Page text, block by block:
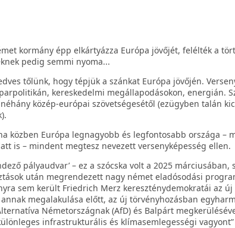
kormány épp elkártyázza Európa jövőjét, felélték a
pedig semmi nyoma...
tőlünk, hogy tépjük a szánkat Európa jövőjén.
kereskedelmi megállapodásokon, energián.
közép-európai szövetségesétől (ezügyben talán
közben Európa legnagyobb és legfontosabb országa –
is – mindent megtesz nevezett versenyképesség ellen.
pályaudvar’ – ez a szócska volt a 2025 márciusában,
után megrendezett nagy német eladósodási
sem került Friedrich Merz kereszténydemokratái az új
megalakulása előtt, az új törvényhozásban
Németországnak (AfD) és Balpárt
infrastrukturális és klímasemlegességi